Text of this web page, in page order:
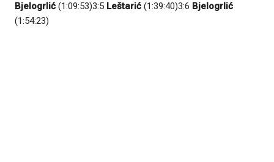
Bjelogrlić (1:09:53)3:5 Leštarić (1:39:40)3:6 Bjelogrlić
(1:54:23)